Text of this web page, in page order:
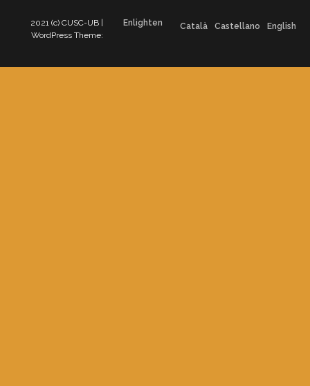
2021 (c) CUSC-UB |
WordPress Theme:
Enlighten Català Castellano English